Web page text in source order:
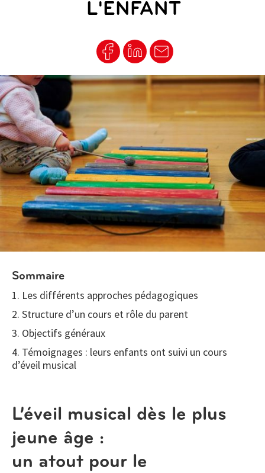
L'ENFANT
Sommaire
1. Les différents approches pédagogiques
2. Structure d’un cours et rôle du parent
3. Objectifs généraux
4. Témoignages : leurs enfants ont suivi un cours
d’éveil musical
L’éveil musical dès le plus
jeune âge :
un atout pour le